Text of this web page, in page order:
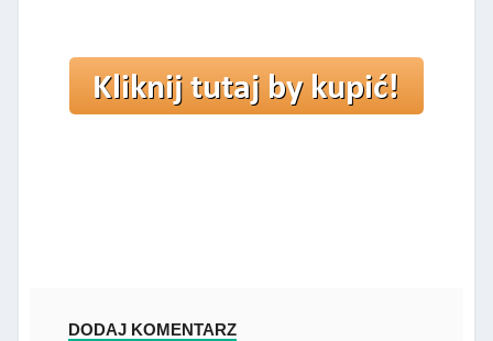
DODAJ KOMENTARZ